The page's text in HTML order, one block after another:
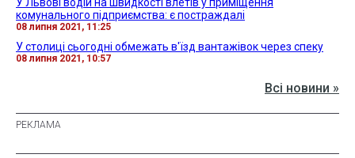
У Львові водій на швидкості влетів у приміщення
комунального підприємства: є постраждалі
08 липня 2021, 11:25
У столиці сьогодні обмежать в'їзд вантажівок через спеку
08 липня 2021, 10:57
Всі новини »